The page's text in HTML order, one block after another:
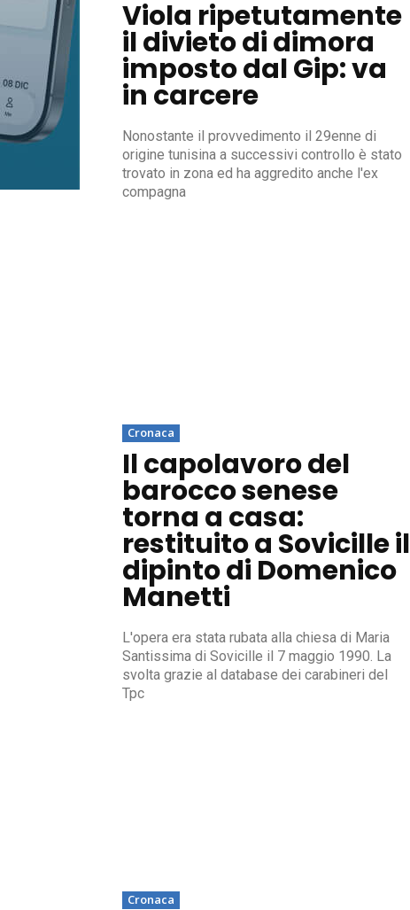
Viola ripetutamente
il divieto di dimora
imposto dal Gip: va
in carcere
Nonostante il provvedimento il 29enne di
origine tunisina a successivi controllo è stato
trovato in zona ed ha aggredito anche l'ex
compagna
Cronaca
Il capolavoro del
barocco senese
torna a casa:
restituito a Sovicille il
dipinto di Domenico
Manetti
L'opera era stata rubata alla chiesa di Maria
Santissima di Sovicille il 7 maggio 1990. La
svolta grazie al database dei carabineri del
Tpc
Cronaca